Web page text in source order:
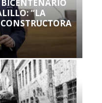
BICENTENARIO
“LA